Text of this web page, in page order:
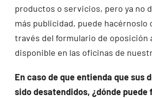
productos o servicios, pero ya no
más publicidad, puede hacérnoslo
través del formulario de oposición
disponible en las oficinas de
En caso de que entienda que sus
sido desatendidos, ¿dónde puede